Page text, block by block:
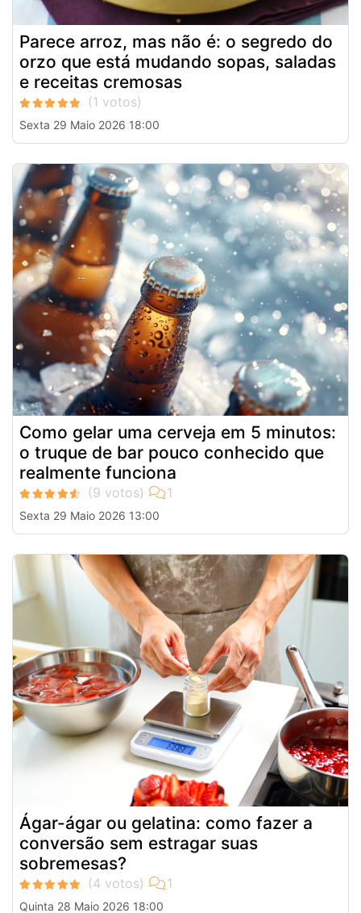
Parece arroz, mas não é: o segredo do
orzo que está mudando sopas, saladas
e receitas cremosas
Sexta 29 Maio 2026 18:00
Como gelar uma cerveja em 5 minutos:
o truque de bar pouco conhecido que
realmente funciona
Sexta 29 Maio 2026 13:00
Ágar-ágar ou gelatina: como fazer a
conversão sem estragar suas
sobremesas?
Quinta 28 Maio 2026 18:00